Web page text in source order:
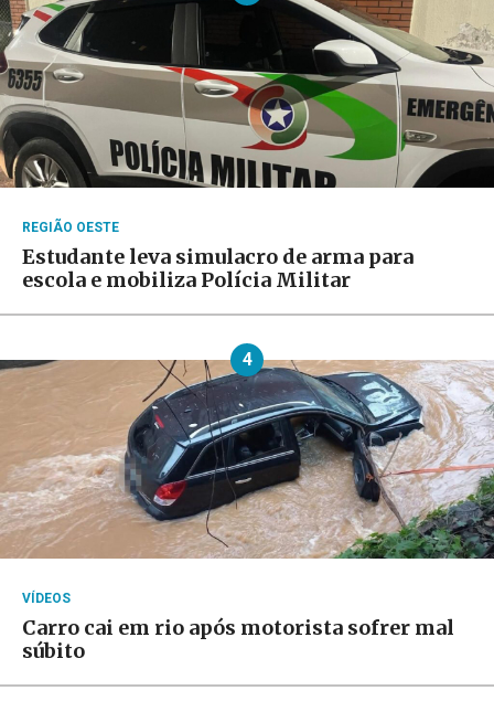
REGIÃO OESTE
Estudante leva simulacro de arma para
escola e mobiliza Polícia Militar
4
VÍDEOS
Carro cai em rio após motorista sofrer mal
súbito